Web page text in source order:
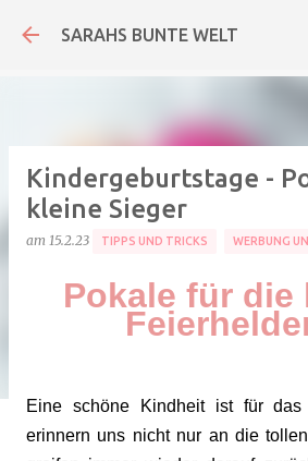
Direkt zum
SARAHS BUNTE WELT
Kindergeburtstage -
kleine Sieger
am 15.2.23 TIPPS UND TRICKS WERBUNG
Pokale für die
Eine schöne Kindheit ist für
erinnern uns nicht nur an die